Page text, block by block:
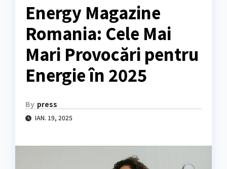
Energy Magazine
Romania: Cele Mai
Mari Provocări pentru
Energie în 2025
By press
IAN. 19, 2025